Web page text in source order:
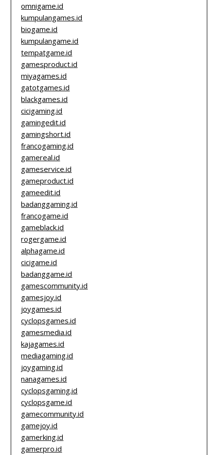
omnigame.id
kumpulangames.id
biogame.id
kumpulangame.id
tempatgame.id
gamesproduct.id
miyagames.id
gatotgames.id
blackgames.id
cicigaming.id
gamingedit.id
gamingshort.id
francogaming.id
gamereal.id
gameservice.id
gameproduct.id
gameedit.id
badanggaming.id
francogame.id
gameblack.id
rogergame.id
alphagame.id
cicigame.id
badanggame.id
gamescommunity.id
gamesjoy.id
joygames.id
cyclopsgames.id
gamesmedia.id
kajagames.id
mediagaming.id
joygaming.id
nanagames.id
cyclopsgaming.id
cyclopsgame.id
gamecommunity.id
gamejoy.id
gamerking.id
gamerpro.id